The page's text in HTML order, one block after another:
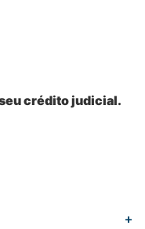
crédito judicial.
+